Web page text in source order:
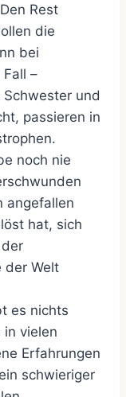
Rest
die
bei
–
und
passieren in
noch nie
angefallen
hat, sich
der Welt
es nichts
vielen
Erfahrungen
schwieriger